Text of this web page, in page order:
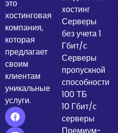
это
хостинговая
компания,
которая
предлагает
своим
клиентам
уникальные
услуги.
хостинг
Серверы
без учета 1
Гбит/с
Серверы
пропускной
способности
100 ТБ
10 Гбит/с
серверы